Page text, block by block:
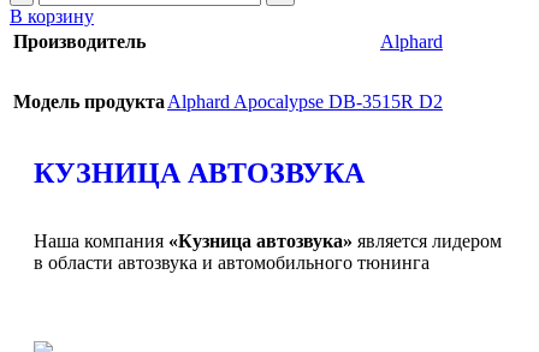
В корзину
Производитель
Alphard
Модель продукта Alphard Apocalypse DB-3515R D2
КУЗНИЦА АВТОЗВУКА
Наша компания «Кузница автозвука» является лидером
в области автозвука и автомобильного тюнинга